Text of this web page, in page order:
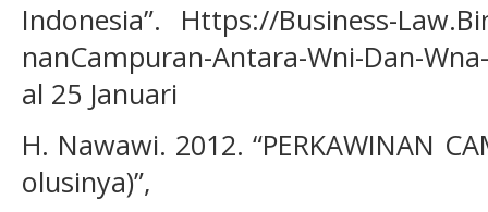
Indonesia”. Https://Business-
nanCampuran-Antara-Wni-Dan-
al 25 Januari
H. Nawawi. 2012. “PERKAWINAN
olusinya)”,